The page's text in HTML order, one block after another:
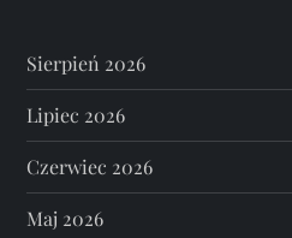
Sierpień 2026
Lipiec 2026
Czerwiec 2026
Maj 2026